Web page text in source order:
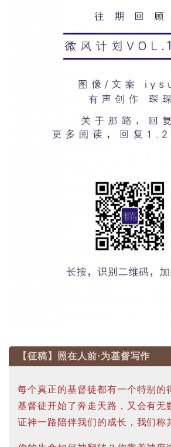
【征稿】照在人前·为基督写作
每个真正的基督徒都有一个特别的
基督徒开始了奔走天路，又会有无
证神一路陪伴我们的成长，我们称